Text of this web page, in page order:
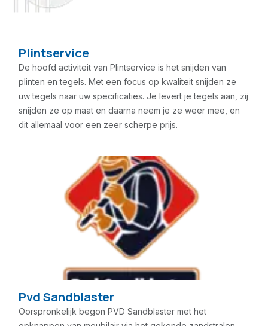
Plintservice
De hoofd activiteit van Plintservice is het snijden van
plinten en tegels. Met een focus op kwaliteit snijden ze
uw tegels naar uw specificaties. Je levert je tegels aan, zij
snijden ze op maat en daarna neem je ze weer mee, en
dit allemaal voor een zeer scherpe prijs.
Pvd Sandblaster
Oorspronkelijk begon PVD Sandblaster met het